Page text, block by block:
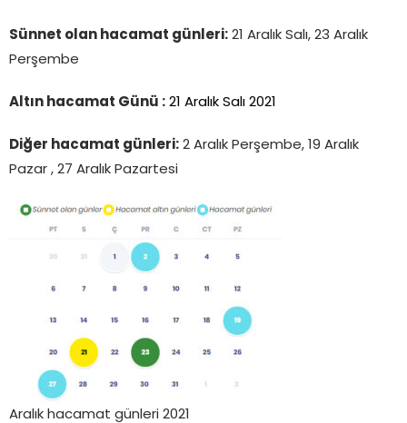
Sünnet olan hacamat günleri: 21 Aralık Salı, 23 Aralık
Perşembe
Altın hacamat Günü : 21 Aralık Salı 2021
Diğer hacamat günleri: 2 Aralık Perşembe, 19 Aralık
Pazar , 27 Aralık Pazartesi
Aralık hacamat günleri 2021